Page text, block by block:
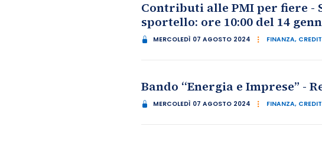
Contributi alle PMI per fiere -
sportello: ore 10:00 del 14
MERCOLEDÌ 07 AGOSTO 2024 FINANZA,
Bando “Energia e Imprese” -
MERCOLEDÌ 07 AGOSTO 2024 FINANZA,